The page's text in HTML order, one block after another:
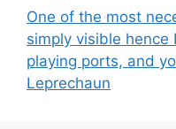
One of the most
simply visible hence
playing ports, and
Leprechaun